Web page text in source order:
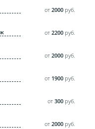
от 2000руб.
от 2200руб.
от 2000руб.
от 1900руб.
от 300руб.
от 2000руб.